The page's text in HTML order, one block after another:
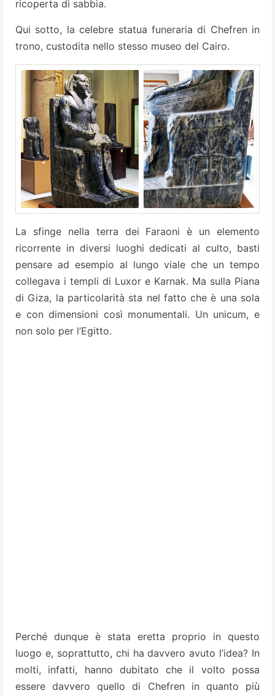
ricoperta di sabbia.
Qui sotto, la celebre statua funeraria di Chefren in
trono, custodita nello stesso museo del Cairo.
La sfinge nella terra dei Faraoni è un elemento
ricorrente in diversi luoghi dedicati al culto, basti
pensare ad esempio al lungo viale che un tempo
collegava i templi di Luxor e Karnak. Ma sulla Piana
di Giza, la particolarità sta nel fatto che è una sola
e con dimensioni così monumentali. Un unicum, e
non solo per l’Egitto.
Perché dunque è stata eretta proprio in questo
luogo e, soprattutto, chi ha davvero avuto l’idea? In
molti, infatti, hanno dubitato che il volto possa
essere davvero quello di Chefren in quanto più